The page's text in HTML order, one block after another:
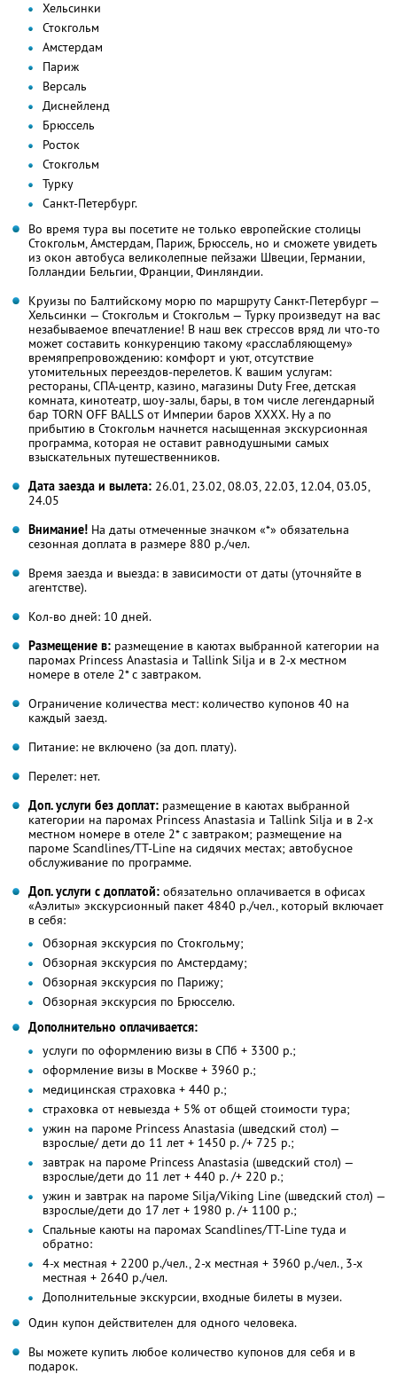
Хельсинки
Стокгольм
Амстердам
Париж
Версаль
Диснейленд
Брюссель
Росток
Стокгольм
Турку
Санкт-Петербург.
Во время тура вы посетите не только европейские столицы
Стокгольм, Амстердам, Париж, Брюссель, но и сможете увидеть
из окон автобуса великолепные пейзажи Швеции, Германии,
Голландии Бельгии, Франции, Финляндии.
Круизы по Балтийскому морю по маршруту Санкт-Петербург —
Хельсинки — Стокгольм и Стокгольм — Турку произведут на вас
незабываемое впечатление! В наш век стрессов вряд ли что-то
может составить конкуренцию такому «расслабляющему»
времяпрепровождению: комфорт и уют, отсутствие
утомительных переездов-перелетов. К вашим услугам:
рестораны, СПА-центр, казино, магазины Duty Free, детская
комната, кинотеатр, шоу-залы, бары, в том числе легендарный
бар TORN OFF BALLS от Империи баров ХХХХ. Ну а по
прибытию в Стокгольм начнется насыщенная экскурсионная
программа, которая не оставит равнодушными самых
взыскательных путешественников.
Дата заезда и вылета: 26.01, 23.02, 08.03, 22.03, 12.04, 03.05,
24.05
Внимание! На даты отмеченные значком «*» обязательна
сезонная доплата в размере 880 р./чел.
Время заезда и выезда: в зависимости от даты (уточняйте в
агентстве).
Кол-во дней: 10 дней.
Размещение в: размещение в каютах выбранной категории на
паромах Princess Anastasia и Tallink Silja и в 2-х местном
номере в отеле 2* с завтраком.
Ограничение количества мест: количество купонов 40 на
каждый заезд.
Питание: не включено (за доп. плату).
Перелет: нет.
Доп. услуги без доплат: размещение в каютах выбранной
категории на паромах Princess Anastasia и Tallink Silja и в 2-х
местном номере в отеле 2* с завтраком; размещение на
пароме Scandlines/TT-Line на сидячих местах; автобусное
обслуживание по программе.
Доп. услуги с доплатой: обязательно оплачивается в офисах
«Аэлиты» экскурсионный пакет 4840 р./чел., который включает
в себя:
Обзорная экскурсия по Стокгольму;
Обзорная экскурсия по Амстердаму;
Обзорная экскурсия по Парижу;
Обзорная экскурсия по Брюсселю.
Дополнительно оплачивается:
услуги по оформлению визы в СПб + 3300 р.;
оформление визы в Москве + 3960 р.;
медицинская страховка + 440 р.;
страховка от невыезда + 5% от общей стоимости тура;
ужин на пароме Princess Anastasia (шведский стол) —
взрослые/ дети до 11 лет + 1450 р. /+ 725 р.;
завтрак на пароме Princess Anastasia (шведский стол) —
взрослые/дети до 11 лет + 440 р. /+ 220 р.;
ужин и завтрак на пароме Silja/Viking Line (шведский стол) —
взрослые/дети до 17 лет + 1980 р. /+ 1100 р.;
Спальные каюты на паромах Scandlines/TT-Line туда и
обратно:
4-х местная + 2200 р./чел., 2-х местная + 3960 р./чел., 3-х
местная + 2640 р./чел.
Дополнительные экскурсии, входные билеты в музеи.
Один купон действителен для одного человека.
Вы можете купить любое количество купонов для себя и в
подарок.